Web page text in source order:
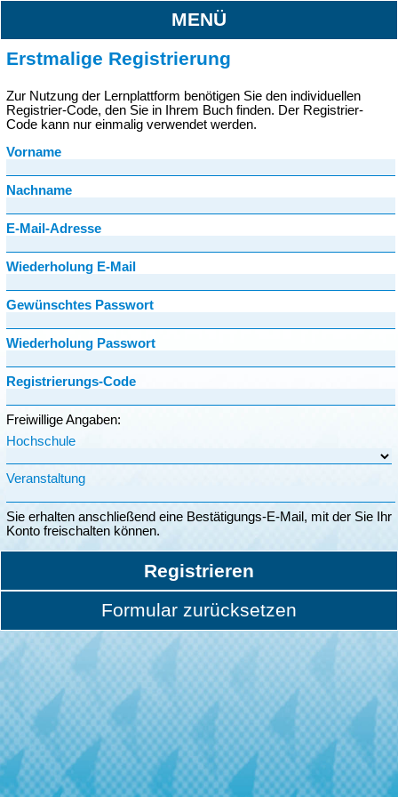
MENÜ
Erstmalige Registrierung
Zur Nutzung der Lernplattform benötigen Sie den individuellen
Registrier-Code, den Sie in Ihrem Buch finden. Der Registrier-
Code kann nur einmalig verwendet werden.
Vorname
Nachname
E-Mail-Adresse
Wiederholung E-Mail
Gewünschtes Passwort
Wiederholung Passwort
Registrierungs-Code
Freiwillige Angaben:
Hochschule
Veranstaltung
Sie erhalten anschließend eine Bestätigungs-E-Mail, mit der Sie Ihr
Konto freischalten können.
Registrieren
Formular zurücksetzen